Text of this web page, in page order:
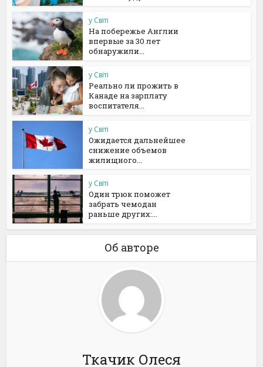
у Світі
На побережье Англии
впервые за 30 лет
обнаружили...
у Світі
Реально ли прожить в
Канаде на зарплату
воспитателя...
у Світі
Ожидается дальнейшее
снижение объемов
жилищного...
у Світі
Один трюк поможет
забрать чемодан
раньше других:...
Об авторе
Ткачик Олеся